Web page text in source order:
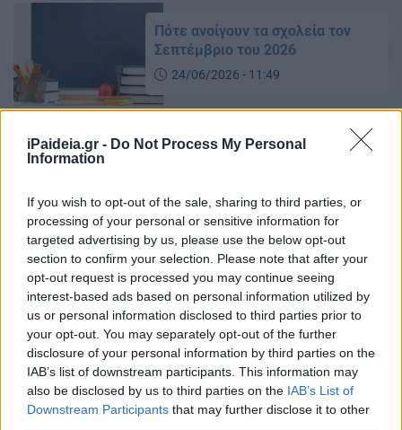
iPaideia.gr - Do Not Process My Personal
Information
If you wish to opt-out of the sale, sharing to third parties, or
processing of your personal or sensitive information for
targeted advertising by us, please use the below opt-out
section to confirm your selection. Please note that after your
opt-out request is processed you may continue seeing
interest-based ads based on personal information utilized by
us or personal information disclosed to third parties prior to
your opt-out. You may separately opt-out of the further
disclosure of your personal information by third parties on the
IAB’s list of downstream participants. This information may
also be disclosed by us to third parties on the IAB’s List of
Downstream Participants that may further disclose it to other
Πότε ανοίγουν τα σχολεία τον
Σεπτέμβριο του 2026
24/06/2026 - 11:49
Σχολεία: Πότε επιστρέφουν οι
Διακοπές Πάσχα: Πότε
επιστρέφουν οι μαθητές στα
σχολεία
03/04/2026 - 10:13
Πότε ανοίγουν τα σχολεία μετά
το Πάσχα 2026